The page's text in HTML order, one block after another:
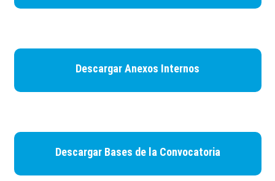
Descargar Anexos Internos
Descargar Bases de la Convocatoria